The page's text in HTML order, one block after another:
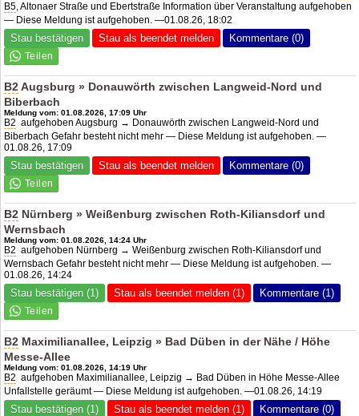
B5, Altonaer Straße und Ebertstraße Information über Veranstaltung aufgehoben
— Diese Meldung ist aufgehoben. —01.08.26, 18:02
Stau bestätigen Stau als beendet melden Kommentare (0)
B2Augsburg » Donauwörth zwischen Langweid-Nord und
Biberbach
Meldung vom: 01.08.2026, 17:09 Uhr
B2 aufgehoben Augsburg → Donauwörth zwischen Langweid-Nord und
Biberbach Gefahr besteht nicht mehr — Diese Meldung ist aufgehoben. —
01.08.26, 17:09
Stau bestätigen Stau als beendet melden Kommentare (0)
B2 Nürnberg » Weißenburg zwischen Roth-Kiliansdorf und
Wernsbach
Meldung vom: 01.08.2026, 14:24 Uhr
B2 aufgehoben Nürnberg → Weißenburg zwischen Roth-Kiliansdorf und
Wernsbach Gefahr besteht nicht mehr — Diese Meldung ist aufgehoben. —
01.08.26, 14:24
Stau bestätigen (1) Stau als beendet melden (1) Kommentare (1)
B2 Maximilianallee, Leipzig » Bad Düben in der Nähe / Höhe
Messe-Allee
Meldung vom: 01.08.2026, 14:19 Uhr
B2 aufgehoben Maximilianallee, Leipzig → Bad Düben in Höhe Messe-Allee
Unfallstelle geräumt — Diese Meldung ist aufgehoben. —01.08.26, 14:19
Stau bestätigen (1) Stau als beendet melden (1) Kommentare (0)